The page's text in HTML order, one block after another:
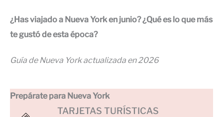
¿Has viajado a Nueva York en junio? ¿Qué es lo que más
te gustó de esta época?
Guía de Nueva York actualizada en 2026
Prepárate para Nueva York
TARJETAS TURÍSTICAS